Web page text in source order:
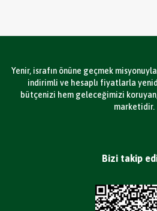
Yenir, israfın önüne geçmek
indirimli ve hesaplı fiyatlarla
bütçenizi hem geleceğimizi
marketidir.
Bizi takip